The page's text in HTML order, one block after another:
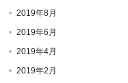
2019年8月
2019年6月
2019年4月
2019年2月